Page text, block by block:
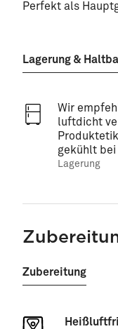
Perfekt als
Lagerung &
Wir
luftdicht
gekühlt bei
Lagerung
Zubereitung